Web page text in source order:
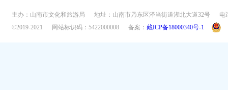
主办：山南市文化和旅游局 地址：山南市乃东区泽当街道湖北大道32号
电
©2019-2021
网站标识码：5422000008 备案： 藏ICP备18000340号-1